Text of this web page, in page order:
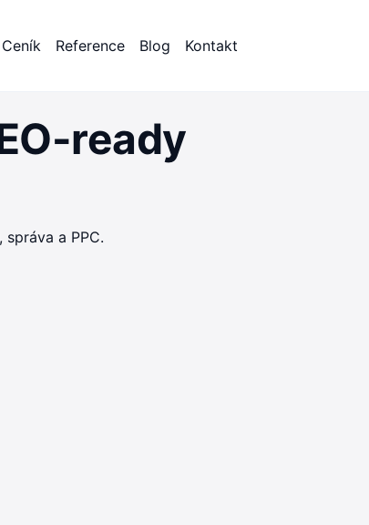
Ceník Reference Blog Kontakt
ready
a PPC.